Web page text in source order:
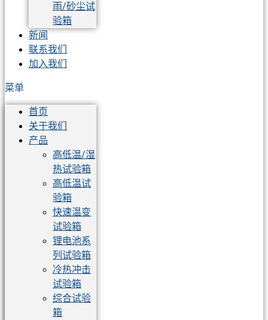
雨/砂尘试
验箱
新闻
联系我们
加入我们
菜单
首页
关于我们
产品
高低温/湿
热试验箱
高低温试
验箱
快速温变
试验箱
锂电池系
列试验箱
冷热冲击
试验箱
综合试验
箱